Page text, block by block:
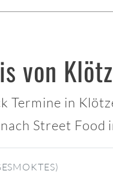
von
Termine in
nach Street Food